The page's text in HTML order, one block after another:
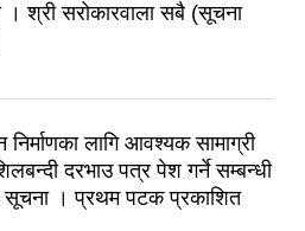
। श्री सरोकारवाला सबै (सूचना
लागि आवश्यक सामाग्री
दरभाउ पत्र पेश गर्ने सम्बन्धी
सूचना । प्रथम पटक प्रकाशित